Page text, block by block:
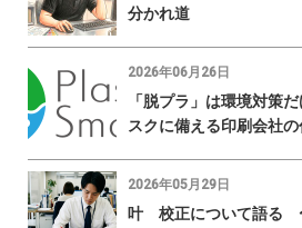
分かれ道
2026年06月26日
「脱プラ」は環境対策
スクに備える印刷会社
2026年05月29日
叶 校正について語る